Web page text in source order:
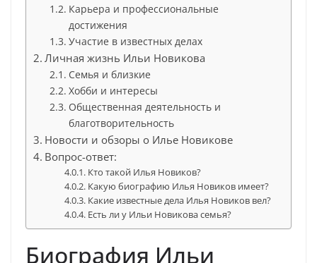
Карьера и профессиональные
достижения
Участие в известных делах
Личная жизнь Ильи Новикова
Семья и близкие
Хобби и интересы
Общественная деятельность и
благотворительность
Новости и обзоры о Илье Новикове
Вопрос-ответ:
Кто такой Илья Новиков?
Какую биографию Илья Новиков имеет?
Какие известные дела Илья Новиков вел?
Есть ли у Ильи Новикова семья?
Биография Ильи